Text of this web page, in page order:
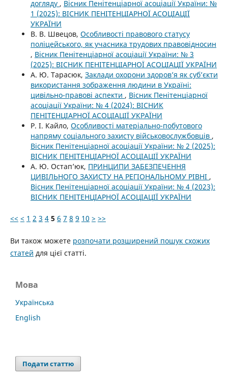
догляду , Вісник Пенітенціарної асоціації України: №
1 (2025): ВІСНИК ПЕНІТЕНЦІАРНОЇ АСОЦІАЦІЇ
УКРАЇНИ
В. В. Швецов, Особливості правового статусу
поліцейського, як учасника трудових правовідносин
, Вісник Пенітенціарної асоціації України: № 3
(2025): ВІСНИК ПЕНІТЕНЦІАРНОЇ АСОЦІАЦІЇ УКРАЇНИ
А. Ю. Тарасюк, Заклади охорони здоров’я як суб’єкти
використання зображення людини в Україні:
цивільно-правові аспекти , Вісник Пенітенціарної
асоціації України: № 4 (2024): ВІСНИК
ПЕНІТЕНЦІАРНОЇ АСОЦІАЦІЇ УКРАЇНИ
Р. І. Кайло, Особливості матеріально-побутового
напряму соціального захисту військовослужбовців ,
Вісник Пенітенціарної асоціації України: № 2 (2025):
ВІСНИК ПЕНІТЕНЦІАРНОЇ АСОЦІАЦІЇ УКРАЇНИ
А. Ю. Остап’юк, ПРИНЦИПИ ЗАБЕЗПЕЧЕННЯ
ЦИВІЛЬНОГО ЗАХИСТУ НА РЕГІОНАЛЬНОМУ РІВНІ ,
Вісник Пенітенціарної асоціації України: № 4 (2023):
ВІСНИК ПЕНІТЕНЦІАРНОЇ АСОЦІАЦІЇ УКРАЇНИ
<< < 1 2 3 4 5 6 7 8 9 10 > >>
Ви також можете розпочати розширений пошук схожих
статей для цієї статті.
Мова
Українська
English
Подати статтю